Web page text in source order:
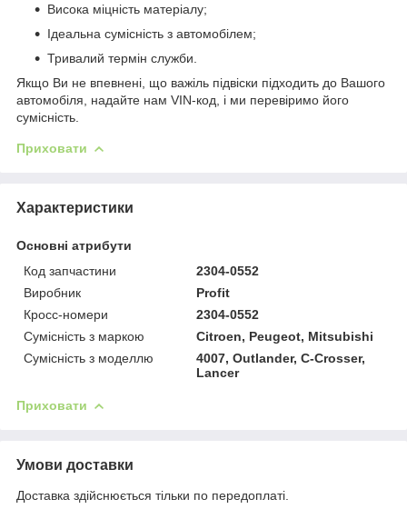
Висока міцність матеріалу;
Ідеальна сумісність з автомобілем;
Тривалий термін служби.
Якщо Ви не впевнені, що важіль підвіски підходить до Вашого
автомобіля, надайте нам VIN-код, і ми перевіримо його
сумісність.
Приховати
Характеристики
Основні атрибути
Код запчастини
2304-0552
Виробник
Profit
Кросс-номери
2304-0552
Сумісність з маркою
Citroen, Peugeot, Mitsubishi
Сумісність з моделлю
4007, Outlander, C-Crosser,
Lancer
Приховати
Умови доставки
Доставка здійснюється тільки по передоплаті.